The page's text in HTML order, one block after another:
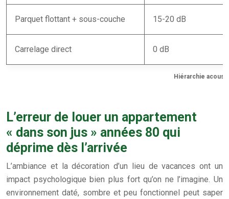
Hiérarchie
Parquet flottant + sous-couche 15-20 dB
Carrelage direct 0 dB
L’erreur de louer un appartement
« dans son jus » années 80 qui
déprime dès l’arrivée
L’ambiance et la décoration d’un lieu de vacances ont un
impact psychologique bien plus fort qu’on ne l’imagine. Un
environnement daté, sombre et peu fonctionnel peut saper